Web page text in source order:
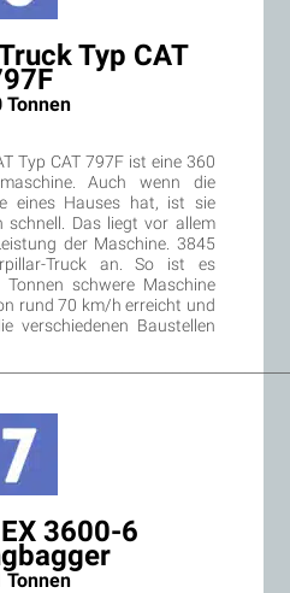
Typ CAT
Tonnen
Typ CAT 797F ist eine 360
Auch wenn die
eines Hauses hat, ist sie
Das liegt vor allem
der Maschine. 3845
Truck an. So ist es
schwere Maschine
rund 70 km/h erreicht und
verschiedenen Baustellen
3600-6
Tonnen